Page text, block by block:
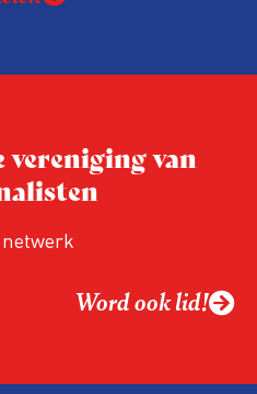
vereniging van
Word ook lid!